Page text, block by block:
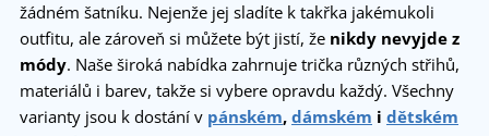
žádném šatníku. Nejenže jej sladíte k takřka jakémukoli
outfitu, ale zároveň si můžete být jistí, že nikdy nevyjde z
módy. Naše široká nabídka zahrnuje trička různých střihů,
materiálů i barev, takže si vybere opravdu každý. Všechny
varianty jsou k dostání v pánském, dámském i dětském